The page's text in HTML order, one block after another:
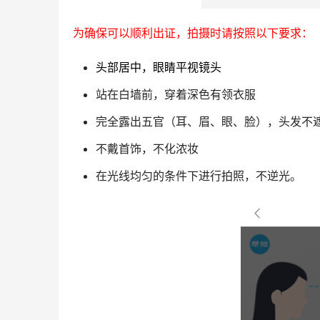
为确保可以顺利出证，拍摄时请按照以下要求：
头部居中，眼睛平视镜头
站在白墙前，穿着深色有领衣服
完全露出五官（耳、眉、眼、脸），头发不
不戴首饰，不化浓妆
在光线均匀的条件下进行拍照，不逆光。